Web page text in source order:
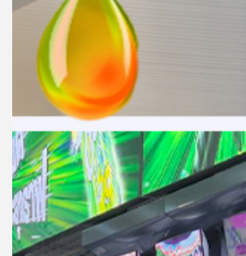
ของ
เพลง
บทความ
ข่าว
และ
กิจกรรม